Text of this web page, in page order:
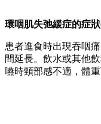
環咽肌失弛緩症的症
患者進食時出現吞咽
間延長。飲水或其他
嚥時頸部感不適，體重